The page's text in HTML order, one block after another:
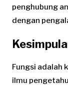
penghubung
dengan
Fungsi adalah
ilmu